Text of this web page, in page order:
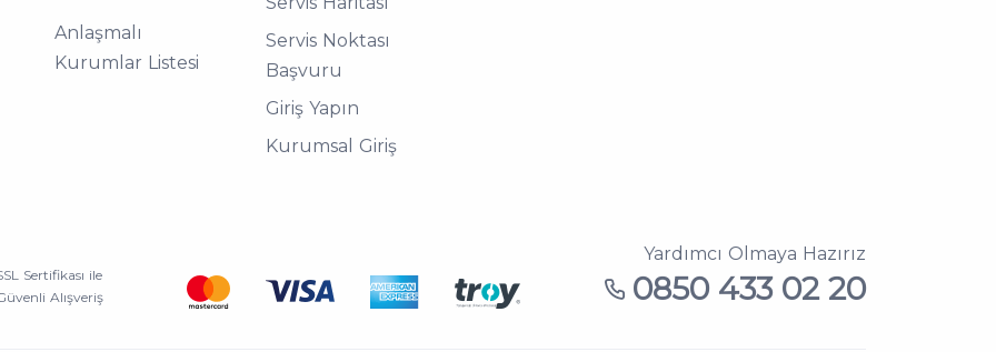
Anlaşmalı
Kurumlar Listesi
Servis Noktası
Başvuru
Giriş Yapın
Kurumsal Giriş
Sertifikası ile
Alışveriş
Yardımcı Olmaya Hazırız
0850 433 02 20